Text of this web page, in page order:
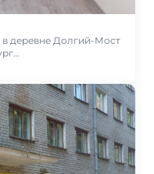
деревне Долгий-Мост